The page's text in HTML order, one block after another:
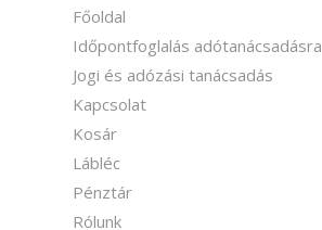
Főoldal
Időpontfoglalás adótanácsadásra
Jogi és adózási tanácsadás
Kapcsolat
Kosár
Lábléc
Pénztár
Rólunk